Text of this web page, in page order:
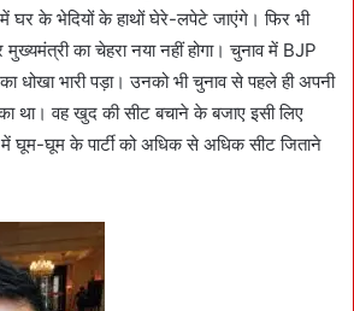
घर के भेदियों के हाथों घेरे-लपेटे जाएंगे। फिर भी
का चेहरा नया नहीं होगा। चुनाव में BJP
धोखा भारी पड़ा। उनको भी चुनाव से पहले ही अपनी
था। वह खुद की सीट बचाने के बजाए इसी लिए
घूम-घूम के पार्टी को अधिक से अधिक सीट जिताने